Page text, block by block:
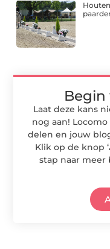
Begin
Laat deze kans
nog aan!
delen en jouw
Klik op de knop
stap naar meer